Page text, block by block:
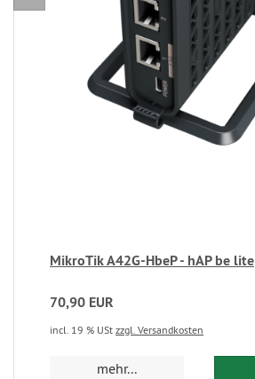
MikroTik A42G-HbeP - hAP be lite
70,90 EUR
incl. 19 % USt zzgl. Versandkosten
mehr...